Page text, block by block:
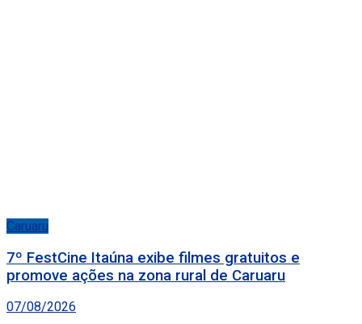
Caruaru
7º FestCine Itaúna exibe filmes gratuitos e
promove ações na zona rural de Caruaru
07/08/2026